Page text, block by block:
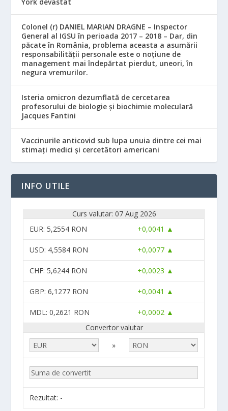
Colonel (r) DANIEL MARIAN DRAGNE – Inspector
General al IGSU în perioada 2017 – 2018 – Dar, din
păcate în România, problema aceasta a asumării
responsabilităţii personale este o noţiune de
management mai îndepărtat pierdut, uneori, în
negura vremurilor.
Isteria omicron dezumflată de cercetarea
profesorului de biologie și biochimie moleculară
Jacques Fantini
Vaccinurile anticovid sub lupa unuia dintre cei mai
stimați medici și cercetători americani
INFO UTILE
Curs valutar: 07 Aug 2026
EUR: 5,2554 RON +0,0041 ▲
USD: 4,5584 RON +0,0077 ▲
CHF: 5,6244 RON +0,0023 ▲
GBP: 6,1277 RON +0,0041 ▲
MDL : 0,2621 RON
+0,0002 ▲
Convertor valutar
»
Rezultat: -